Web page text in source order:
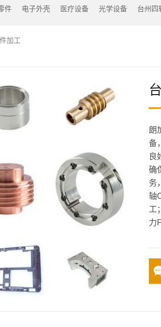
件 电子外壳 医疗设备 光学设备 台州四
加工
朗
备
良
确
务
轴
工
力